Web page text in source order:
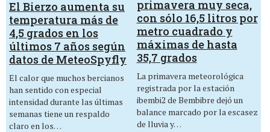
El Bierzo aumenta su
temperatura más de
4,5 grados en los
últimos 7 años según
datos de MeteoSpyfly
El calor que muchos bercianos
han sentido con especial
intensidad durante las últimas
semanas tiene un respaldo
claro en los…
primavera muy seca,
con sólo 16,5 litros por
metro cuadrado y
máximas de hasta
35,7 grados
La primavera meteorológica
registrada por la estación
ibembi2 de Bembibre dejó un
balance marcado por la escasez
de lluvia y…